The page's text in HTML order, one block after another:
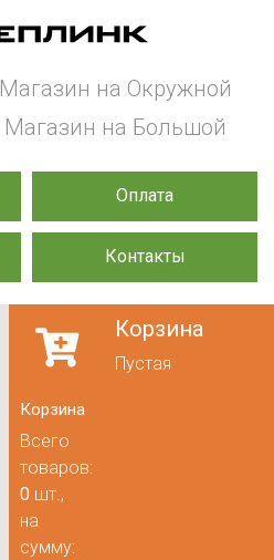
Оплата
Контакты
Магазин на Окружной
Магазин на Большой
Корзина
Пустая
Корзина
Всего
товаров:
0 шт.,
на
сумму: